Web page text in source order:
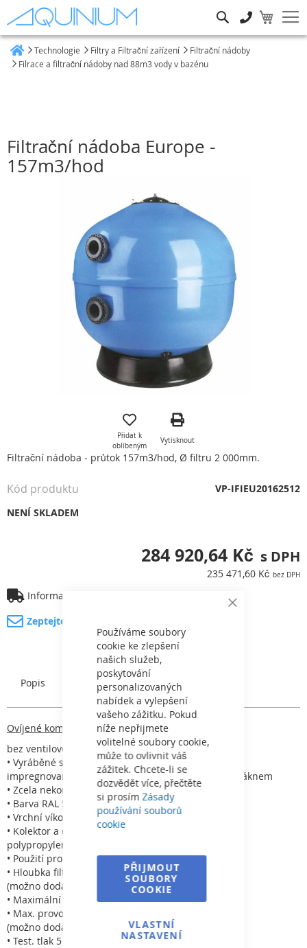
Close
Používáme soubory
cookie ke zlepšení
našich služeb,
poskytování
personalizovaných
nabídek a vylepšení
vašeho zážitku. Pokud
níže nepřijmete
volitelné soubory cookie,
může to ovlivnit váš
zážitek. Chcete-li se
dozvědět více, přečtěte
si prosímZásady
používání souborů
cookie
PŘIJMOUT
SOUBORY
COOKIE
VLASTNÍ
NASTAVENÍ
Technologie Filtry a Filtrační zařízení
Filtrační nádoby
Filrace a filtrační nádoby nad 88m3 vody v bazénu
Filtrační nádoba Europe -
157m3/hod
s
Přidat k
oblíbeným
Vytisknout
Filtrační nádoba - průtok 157m3/hod, Ø filtru 2 000mm.
284 920,64 Kč
235 471,60 Kč
NENÍ SKLADEM
Kód produktu VP-IFIEU20162512
Informace o dopravě
Zeptejte se na produkt
Popis Charakteristický
Ovíjené komerční filtry Europe
bez ventilové baterie
• Vyráběné systémem ovíjení za použití polyesteru
impregnovaného pryskyřicí a zesíleného skelným vláknem
• Zcela nekorodující
• Barva RAL 5015
• Vrchní víko z plastu
• Kolektor a difuzér jsou v nerezavějící úpravě PVC a
polypropylen
• Použití pro slanou vodu
• Hloubka filtračního lože 1,2 m
(možno dodat i 1 m)
• Maximální teplota 40 °C
• Max. provozní tlak 2,5 kg/cm²
(možno dodat i 4 kg/cm²)
• Test. tlak 5 kg/cm²